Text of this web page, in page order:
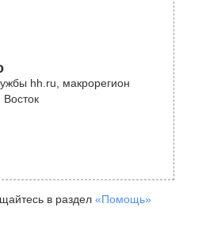
hh.ru, макрорегион
в раздел «Помощь»